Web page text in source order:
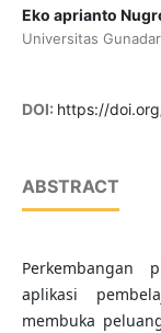
Eko aprianto
Universitas
DOI: https://
ABSTRACT
Perkembangan
aplikasi
membuka